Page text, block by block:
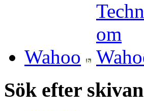
Wahoo
Sök efter skivan